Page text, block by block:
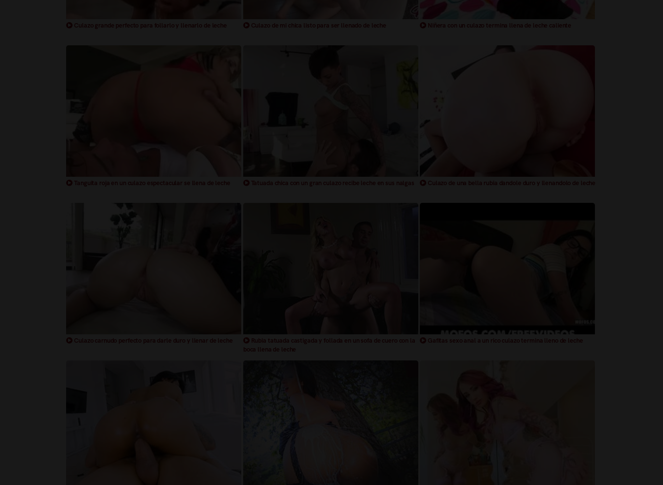
Culazo grande perfecto para follarlo y llenarlo de leche Culazo de mi chica listo para ser llenado de leche Niñera con un culazo termina llena de leche caliente
Tanguita roja en un culazo espectacular se llena de leche Tatuada chica con un gran culazo recibe leche en sus nalgas Culazo de una bella rubia dandole duro y llenandolo de leche
Culazo carnudo perfecto para darle duro y llenar de leche
Rubia tatuada castigada y follada en un sofa de cuero con la
boca llena de leche
Gafitas sexo anal a un rico culazo termina lleno de leche